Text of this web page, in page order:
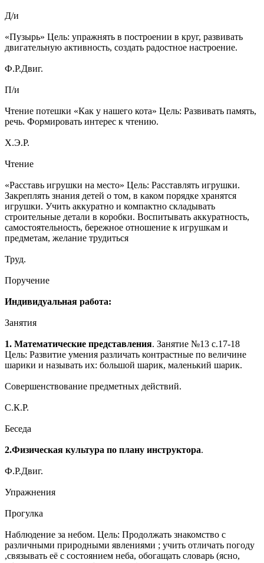
Д/и
«Пузырь» Цель: упражнять в построении в круг, развивать
двигательную активность, создать радостное настроение.
Ф.Р.Двиг.
П/и
Чтение потешки «Как у нашего кота» Цель: Развивать память,
речь. Формировать интерес к чтению.
Х.Э.Р.
Чтение
«Расставь игрушки на место» Цель: Расставлять игрушки.
Закреплять знания детей о том, в каком порядке хранятся
игрушки. Учить аккуратно и компактно складывать
строительные детали в коробки. Воспитывать аккуратность,
самостоятельность, бережное отношение к игрушкам и
предметам, желание трудиться
Труд.
Поручение
Индивидуальная работа:
Занятия
1. Математические представления. Занятие №13 с.17-18
Цель: Развитие умения различать контрастные по величине
шарики и называть их: большой шарик, маленький шарик.
Совершенствование предметных действий.
С.К.Р.
Беседа
2.Физическая культура по плану инструктора.
Ф.Р.Двиг.
Упражнения
Прогулка
Наблюдение за небом. Цель: Продолжать знакомство с
различными природными явлениями ; учить отличать погоду
,связывать её с состоянием неба, обогащать словарь (ясно,